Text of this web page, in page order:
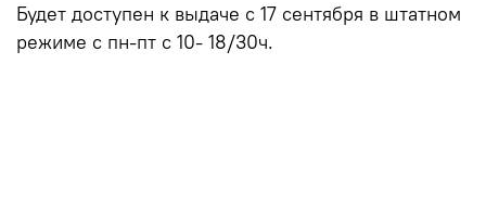
Будет доступен к выдаче с 17 сентября в штатном
режиме с пн-пт с 10- 18/30ч.